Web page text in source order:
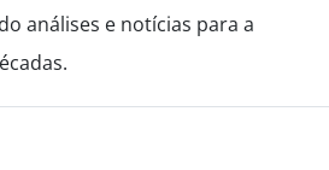
análises e notícias para a